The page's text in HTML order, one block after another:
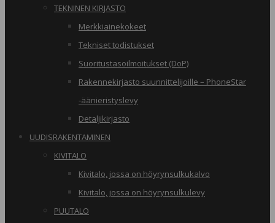
TEKNINEN KIRJASTO
Merkkiainekokeet
Tekniset todistukset
Suoritustasoilmoitukset (DoP)
Rakennekirjasto suunnittelijoille – PhoneStar
-äänieristyslevy
Detaljikirjasto
UUDISRAKENTAMINEN
KIVITALO
Kivitalo, jossa on höyrynsulkukalvo
Kivitalo, jossa on höyrynsulkulevy
PUUTALO